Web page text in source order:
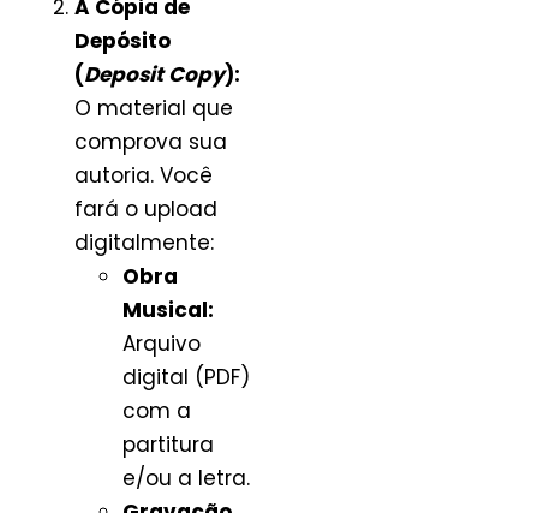
A Cópia de
Depósito
(Deposit Copy):
O material que
comprova sua
autoria. Você
fará o upload
digitalmente:
Obra
Musical:
Arquivo
digital (PDF)
com a
partitura
e/ou a letra.